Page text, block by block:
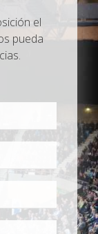
el
pueda